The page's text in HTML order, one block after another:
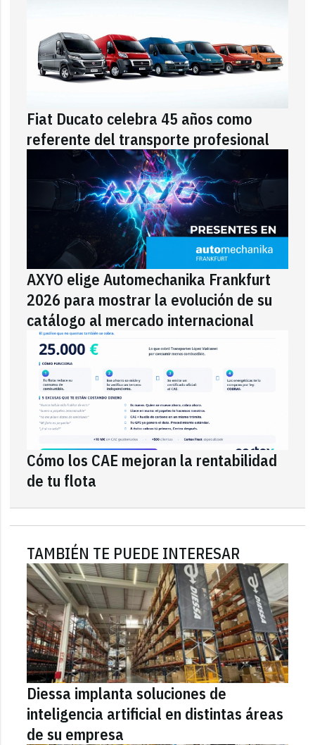
Fiat Ducato celebra 45 años como
referente del transporte profesional
AXYO elige Automechanika Frankfurt
2026 para mostrar la evolución de su
catálogo al mercado internacional
Cómo los CAE mejoran la rentabilidad
de tu flota
TAMBIÉN TE PUEDE INTERESAR
Diessa implanta soluciones de
inteligencia artificial en distintas áreas
de su empresa